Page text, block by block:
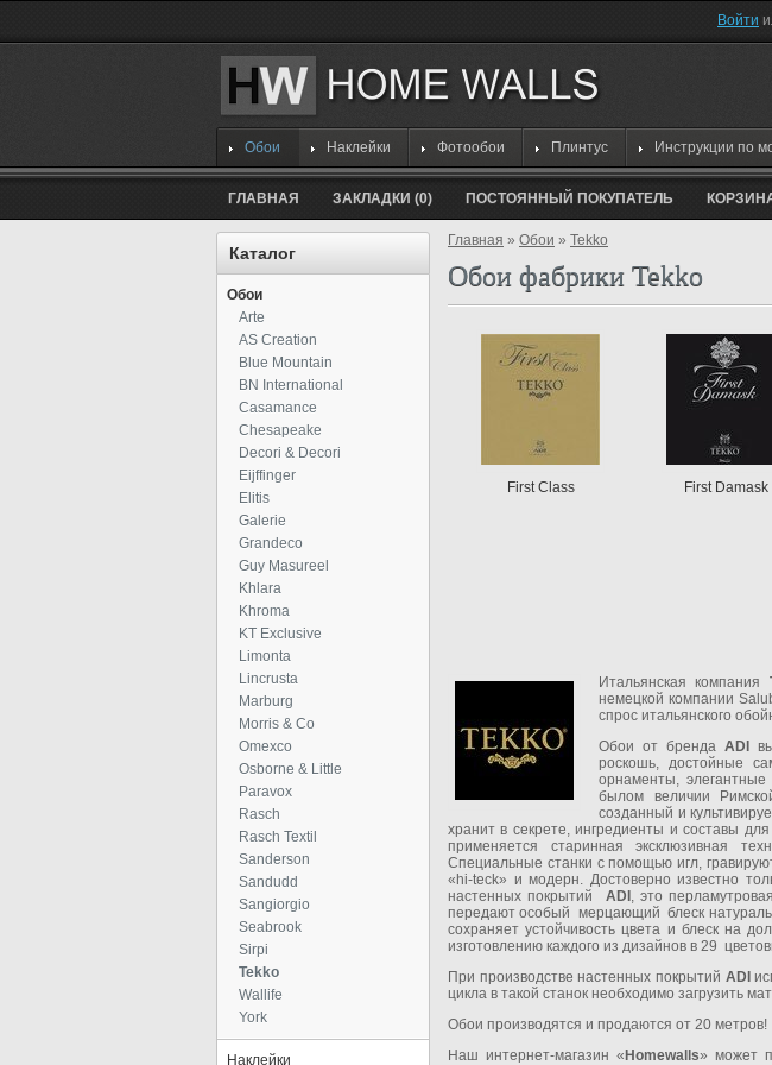
Войти
Обои Наклейки Фотообои Плинтус Инструкции по
ГЛАВНАЯ ЗАКЛАДКИ (0) ПОСТОЯННЫЙ ПОКУПАТЕЛЬ
Каталог
Обои
Arte
AS Creation
Blue Mountain
BN International
Casamance
Chesapeake
Decori & Decori
Eijffinger
Elitis
Galerie
Grandeco
Guy Masureel
Khlara
Khroma
KT Exclusive
Limonta
Lincrusta
Marburg
Morris & Co
Omexco
Osborne & Little
Paravox
Rasch
Rasch Textil
Sanderson
Sandudd
Sangiorgio
Seabrook
Sirpi
Tekko
Wallife
York
Наклейки
Главная » Обои » Tekko
Обои фабрики Tekko
Итальянская компания
немецкой компании
спрос итальянского
Обои от бренда ADI
роскошь, достойные
орнаменты,
былом величии
созданный и
хранит в секрете, ингредиенты и составы
применяется старинная эксклюзивная
Специальные станки с помощью игл,
«hi-teck» и модерн. Достоверно известно
настенных покрытий ADI , это
передают особый мерцающий блеск
сохраняет устойчивость цвета и блеск на
изготовлению каждого из дизайнов в 29
При производстве настенных покрытий ADI
цикла в такой станок необходимо загрузить
Обои производятся и продаются от 20 метров!
Наш интернет-магазин « Homewalls» может
First Class First Damask